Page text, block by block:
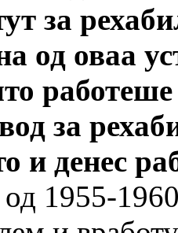
за
од оваа
за
и денес
1955-